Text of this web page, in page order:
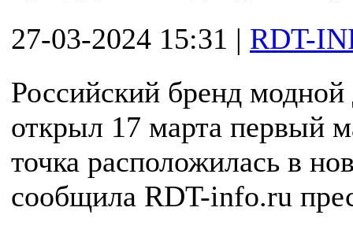
27-03-2024 15:31 | RDT-
Российский бренд
открыл 17 марта первый
точка расположилась в
сообщила RDT-info.ru